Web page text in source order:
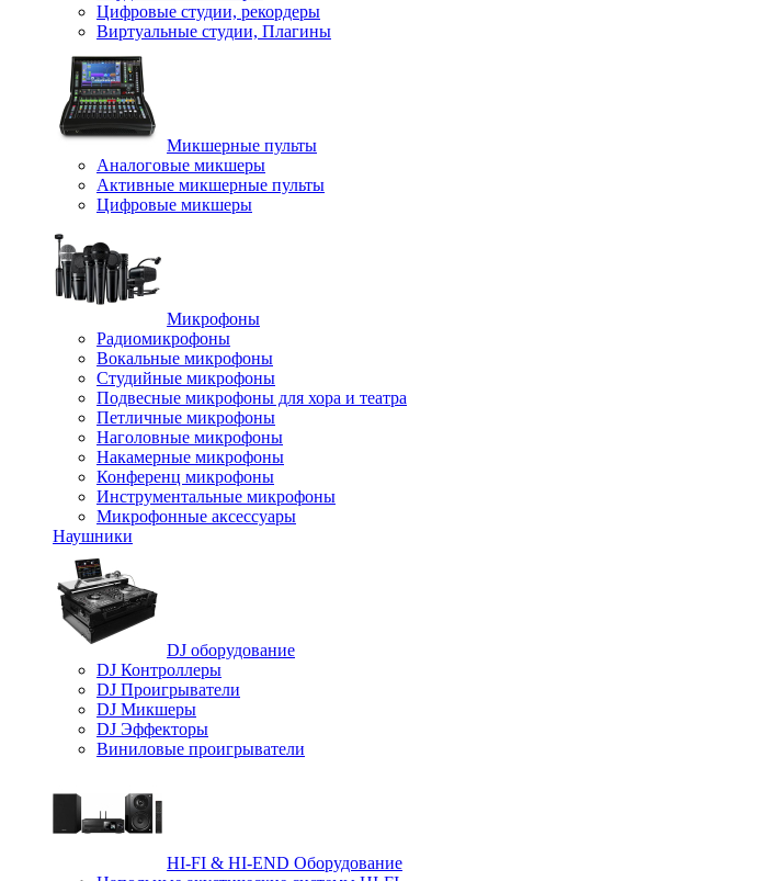
Цифровые студии, рекордеры
Виртуальные студии, Плагины
Микшерные пульты
Аналоговые микшеры
Активные микшерные пульты
Цифровые микшеры
Микрофоны
Радиомикрофоны
Вокальные микрофоны
Студийные микрофоны
Подвесные микрофоны для хора и театра
Петличные микрофоны
Наголовные микрофоны
Накамерные микрофоны
Конференц микрофоны
Инструментальные микрофоны
Микрофонные аксессуары
Наушники
DJ оборудование
DJ Контроллеры
DJ Проигрыватели
DJ Микшеры
DJ Эффекторы
Виниловые проигрыватели
HI-FI & HI-END Оборудование